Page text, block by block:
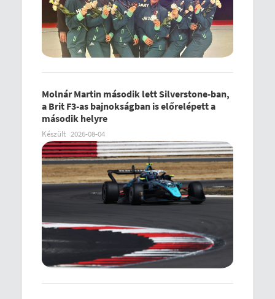
Molnár Martin második lett Silverstone-ban,
a Brit F3-as bajnokságban is előrelépett a
második helyre
Készült 2026-08-04